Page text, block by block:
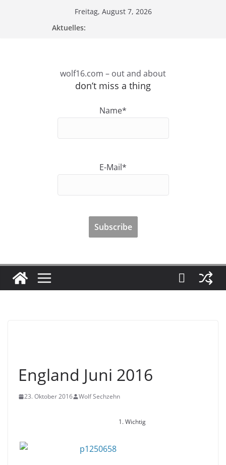
Freitag, August 7, 2026
Aktuelles:
wolf16.com – out and about
don’t miss a thing
Name*
E-Mail*
England Juni 2016
23. Oktober 2016 Wolf Sechzehn
1. Wichtig